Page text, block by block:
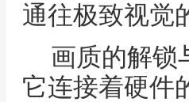
通往极致视觉
画质的解锁
它连接着硬件